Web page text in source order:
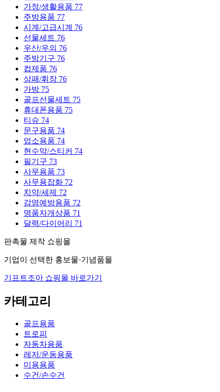
가정/생활용품 77
주방용품 77
시계/고급시계 76
선물세트 76
우산/우의 76
주방기구 76
컵제품 76
상패/휘장 76
가방 75
골프선물세트 75
휴대폰용품 75
티슈 74
문구용품 74
업소용품 74
현수막/스티커 74
필기구 73
사무용품 73
사무용잡화 72
치약/세제 72
감염예방용품 72
명품자개상품 71
달력/다이어리 71
판촉물 제작 쇼핑몰
기업이 선택한 홍보물·기념품몰
기프트조아 쇼핑몰 바로가기
카테고리
골프용품
트로피
자동차용품
레저/운동용품
미용용품
수건/손수건